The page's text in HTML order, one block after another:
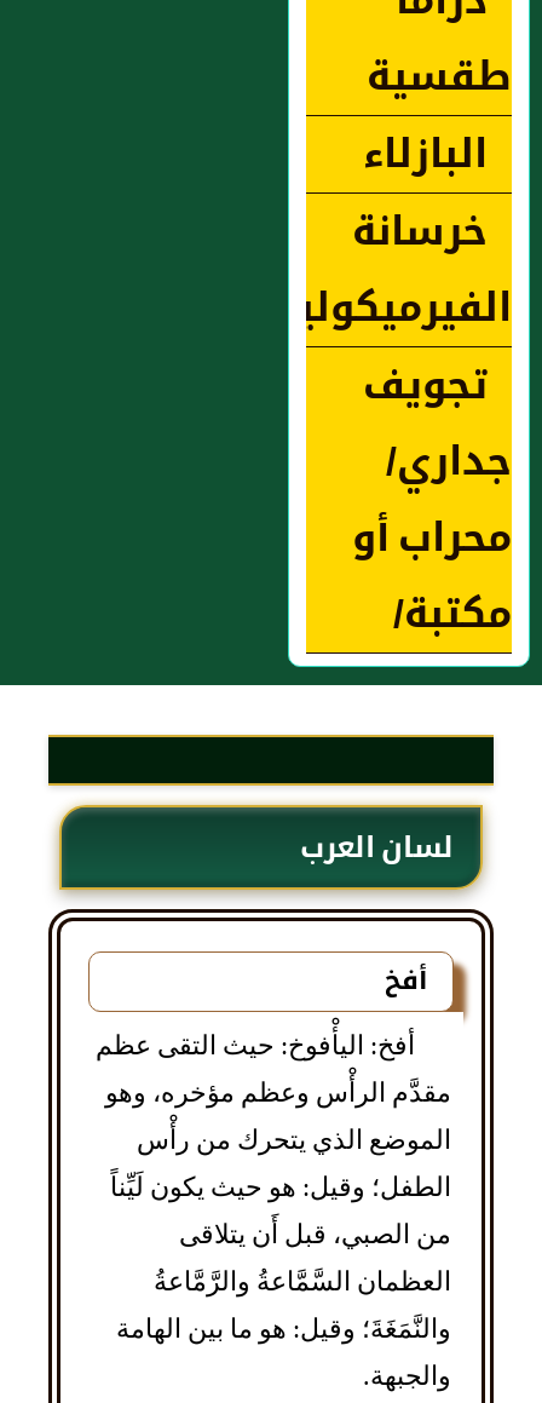
طقسية
البازلاء
خرسانة
الفيرميكوليت
تجويف
جداري/
محراب أو
مكتبة/
لسان العرب
أفخ
أفخ: اليأْفوخ: حيث التقى عظم
مقدَّم الرأْس وعظم مؤخره، وهو
الموضع الذي يتحرك من رأْس
الطفل؛ وقيل: هو حيث يكون لَيِّناً
من الصبي، قبل أَن يتلاقى
العظمان السَّمَّاعةُ والرَّمَّاعةُ
والنَّمَغَةَ؛ وقيل: هو ما بين الهامة
والجبهة.